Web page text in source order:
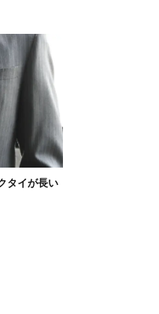
タイが長い